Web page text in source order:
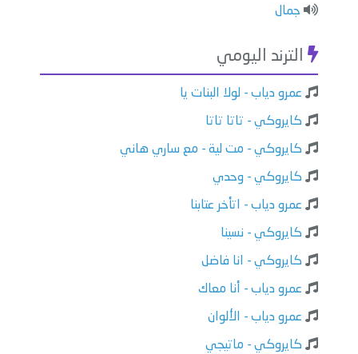
جمال
الترند اليومي
عمرو دياب - لولا البنات يا
كايروكي - تاتا تاتا
كايروكي - مت لية - مع ساري هاني
كايروكي - وحدي
عمرو دياب - اتأخر عتابنا
كايروكي - نسينا
كايروكي - انا فاضل
عمرو دياب - أنا معاك
عمرو دياب - الألوان
كايروكي - ماتيجي